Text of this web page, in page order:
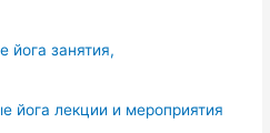
йога занятия,
йога лекции и мероприятия